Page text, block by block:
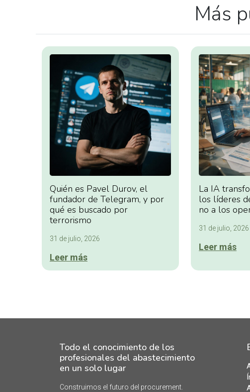
Más
Quién es Pavel Durov, el
fundador de Telegram, y por
qué es buscado por
terrorismo
31 de julio, 2026
Leer más
La IA
los líderes
no a los
31 de julio, 2026
Leer más
Todo el conocimiento de los
profesionales del abastecimiento
en un solo lugar
Construimos el futuro del procurement.